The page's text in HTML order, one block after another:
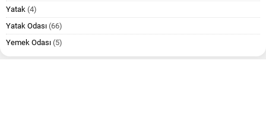
Yatak (4)
Yatak Odası (66)
Yemek Odası (5)